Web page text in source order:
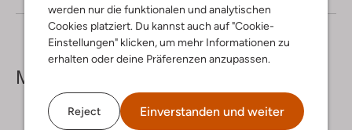
werden nur die funktionalen und analytischen
Cookies platziert. Du kannst auch auf "Cookie-
Einstellungen" klicken, um mehr Informationen zu
erhalten oder deine Präferenzen anzupassen.
Reject Einverstanden und weiter
Mehr sehen